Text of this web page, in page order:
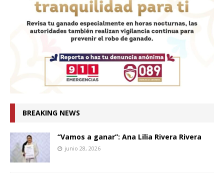
BREAKING NEWS
“Vamos a ganar”: Ana Lilia Rivera Rivera
junio 28, 2026